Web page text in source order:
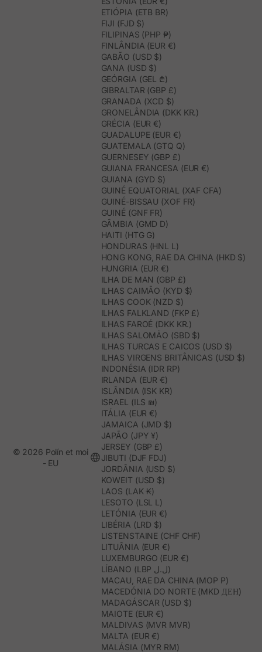
ETIÓPIA (ETB BR)
FIJI (FJD $)
FILIPINAS (PHP ₱)
FINLÂNDIA (EUR €)
GABÃO (USD $)
GANA (USD $)
GEÓRGIA (GEL ₾)
GIBRALTAR (GBP £)
GRANADA (XCD $)
GRONELÂNDIA (DKK KR.)
GRÉCIA (EUR €)
GUADALUPE (EUR €)
GUATEMALA (GTQ Q)
GUERNESEY (GBP £)
GUIANA FRANCESA (EUR €)
GUIANA (GYD $)
GUINÉ EQUATORIAL (XAF CFA)
GUINÉ-BISSAU (XOF FR)
GUINÉ (GNF FR)
GÂMBIA (GMD D)
HAITI (HTG G)
HONDURAS (HNL L)
HONG KONG, RAE DA CHINA (HKD $)
HUNGRIA (EUR €)
ILHA DE MAN (GBP £)
ILHAS CAIMÃO (KYD $)
ILHAS COOK (NZD $)
ILHAS FALKLAND (FKP £)
ILHAS FAROÉ (DKK KR.)
ILHAS SALOMÃO (SBD $)
ILHAS TURCAS E CAICOS (USD $)
ILHAS VIRGENS BRITÂNICAS (USD $)
INDONÉSIA (IDR RP)
IRLANDA (EUR €)
ISLÂNDIA (ISK KR)
ISRAEL (ILS ₪)
ITÁLIA (EUR €)
JAMAICA (JMD $)
JAPÃO (JPY ¥)
JERSEY (GBP £)
JIBUTI (DJF FDJ)
JORDÂNIA (USD $)
KOWEIT (USD $)
LAOS (LAK ₭)
LESOTO (LSL L)
LETÓNIA (EUR €)
LIBÉRIA (LRD $)
LISTENSTAINE (CHF CHF)
LITUÂNIA (EUR €)
LUXEMBURGO (EUR €)
LÍBANO (LBP ل.ل)
MACAU, RAE DA CHINA (MOP P)
MACEDÓNIA DO NORTE (MKD ДЕН)
MADAGÁSCAR (USD $)
MAIOTE (EUR €)
MALDIVAS (MVR MVR)
MALTA (EUR €)
MALÁSIA (MYR RM)
© 2026 Polín et moi
- EU